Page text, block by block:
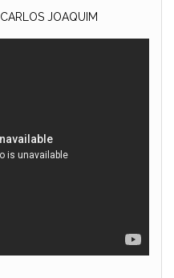
CARLOS JOAQUIM